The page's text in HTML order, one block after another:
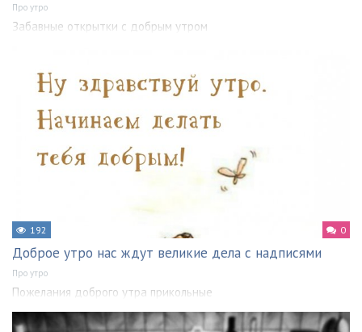
Про утро
Забавные открытки с добрым утром
192 0
Доброе утро нас ждут великие дела с надписями
Про утро
Пожелания доброго утра прикольные